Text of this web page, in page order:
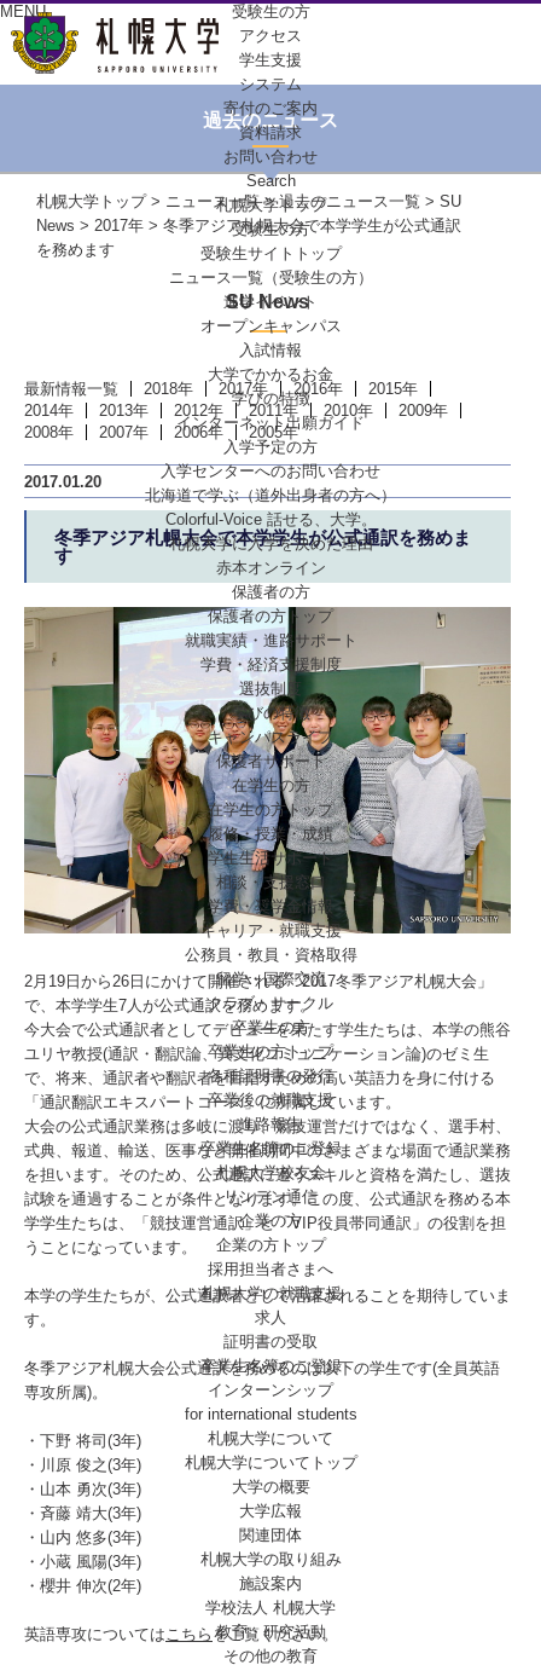
MENU
受験生の方
アクセス
学生支援
システム
寄付のご案内
資料請求
お問い合わせ
Search
札幌大学トップ
受験生の方
受験生サイトトップ
ニュース一覧（受験生の方）
進学イベント
オープンキャンパス
入試情報
大学でかかるお金
学びの特徴
インターネット出願ガイド
入学予定の方
入学センターへのお問い合わせ
北海道で学ぶ（道外出身者の方へ）
Colorful-Voice 話せる、大学。
札幌大学に入学を決めた理由
赤本オンライン
保護者の方
保護者の方トップ
就職実績・進路サポート
学費・経済支援制度
選抜制度
学びの特徴
キャンパスライフ
保護者サポート
在学生の方
在学生の方トップ
履修・授業・成績
学生生活サポート
相談・支援窓口
学費・奨学金情報
キャリア・就職支援
公務員・教員・資格取得
留学・国際交流
クラブ・サークル
卒業生の方
卒業生の方トップ
各種証明書の発行
卒業後の就職支援
進路報告
卒業生名簿のご登録
札幌大学校友会
リンデン通信
企業の方
企業の方トップ
採用担当者さまへ
札幌大学の就職支援
求人
証明書の受取
卒業生名簿のご登録
インターンシップ
for international students
札幌大学について
札幌大学についてトップ
大学の概要
大学広報
関連団体
札幌大学の取り組み
施設案内
学校法人 札幌大学
教育・研究活動
その他の教育
過去のニュース
札幌大学トップ> ニュース一覧>過去のニュース一覧 > SU
News > 2017年 > 冬季アジア札幌大会で本学学生が公式通訳
を務めます
SU News
最新情報一覧 2018年 2017年 2016年
2015年
2014年
2013年 2012年 2011年 2010年
2009年
2008年
2007年 2006年 2005年
2017.01.20
冬季アジア札幌大会で本学学生が公式通訳を務めま
す
2月19日から26日にかけて開催される「2017冬季アジア札幌大会」
で、本学学生7人が公式通訳を務めます。
今大会で公式通訳者としてデビューを果たす学生たちは、本学の熊谷
ユリヤ教授(通訳・翻訳論、異文化コミュニケーション論)のゼミ生
で、将来、通訳者や翻訳者を目指すための高い英語力を身に付ける
「通訳翻訳エキスパートコース」に所属しています。
大会の公式通訳業務は多岐に渡り、競技運営だけではなく、選手村、
式典、報道、輸送、医事など開催期間中のさまざまな場面で通訳業務
を担います。そのため、公式通訳に適うスキルと資格を満たし、選抜
試験を通過することが条件となります。この度、公式通訳を務める本
学学生たちは、「競技運営通訳」と「VIP役員帯同通訳」の役割を担
うことになっています。
本学の学生たちが、公式通訳者として活躍されることを期待していま
す。
冬季アジア札幌大会公式通訳を務めるのは以下の学生です(全員英語
専攻所属)。
・下野 将司(3年)
・川原 俊之(3年)
・山本 勇次(3年)
・斉藤 靖大(3年)
・山内 悠多(3年)
・小蔵 風陽(3年)
・櫻井 伸次(2年)
英語専攻についてはこちら をご覧ください。